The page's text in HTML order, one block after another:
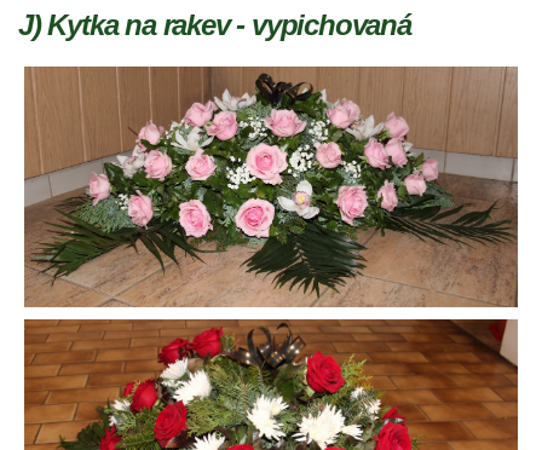
J) Kytka na rakev - vypichovaná